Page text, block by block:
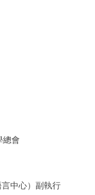
總會
中心）副執行